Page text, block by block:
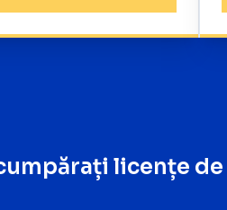
licențe